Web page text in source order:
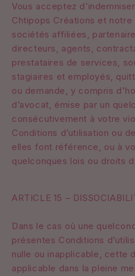
Vous acceptez
Chtipops Créations et
sociétés affiliées,
directeurs, agents,
prestataires de services,
stagiaires et employés,
ou demande, y compris
d’avocat, émise par un
consécutivement à votre
Conditions d’utilisation ou
elles font référence, ou à
quelconques lois ou droits
ARTICLE 15 –
Dans le cas où une
présentes Conditions
nulle ou inapplicable, cette
applicable dans la pleine